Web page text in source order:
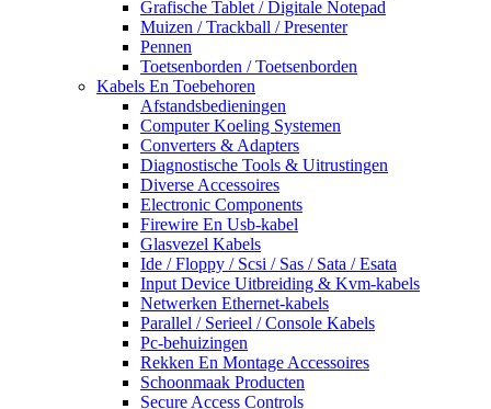
Grafische Tablet / Digitale Notepad
Muizen / Trackball / Presenter
Pennen
Toetsenborden / Toetsenborden
Kabels En Toebehoren
Afstandsbedieningen
Computer Koeling Systemen
Converters & Adapters
Diagnostische Tools & Uitrustingen
Diverse Accessoires
Electronic Components
Firewire En Usb-kabel
Glasvezel Kabels
Ide / Floppy / Scsi / Sas / Sata / Esata
Input Device Uitbreiding & Kvm-kabels
Netwerken Ethernet-kabels
Parallel / Serieel / Console Kabels
Pc-behuizingen
Rekken En Montage Accessoires
Schoonmaak Producten
Secure Access Controls